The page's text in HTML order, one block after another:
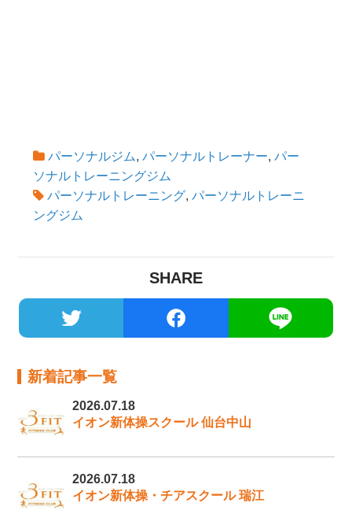
パーソナルジム,パーソナルトレーナー,パー
ソナルトレーニングジム
パーソナルトレーニング,パーソナルトレーニ
ングジム
SHARE
新着記事一覧
2026.07.18
イオン新体操スクール 仙台中山
2026.07.18
イオン新体操・チアスクール 瑞江